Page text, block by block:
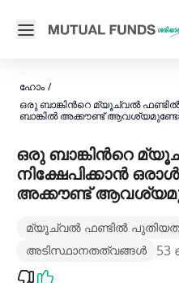
Open main menu
ഹോം /
ഒരു ബാങ്കിന്‍റെ മ്യൂച്വല്‍ ഫണ്ടില്‍
ബാങ്കില്‍ അക്കൗണ്ട്
ഒരു ബാങ്കിന്‍റെ
നിക്ഷേപിക്കാന്‍
അക്കൗണ്ട്
മ്യൂച്വൽ ഫണ്ടിൽ
അടിസ്ഥാനതത്വങ്ങൾ